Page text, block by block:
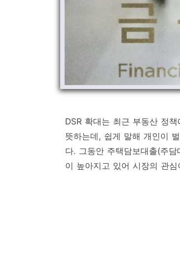
DSR 확대는 최근 부동산 정
뜻하는데, 쉽게 말해 개인이
다. 그동안 주택담보대출(주
이 높아지고 있어 시장의 관